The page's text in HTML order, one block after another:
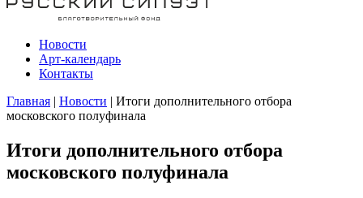
Новости
Арт-календарь
Контакты
Главная | Новости | Итоги дополнительного отбора
московского полуфинала
Итоги дополнительного отбора
московского полуфинала